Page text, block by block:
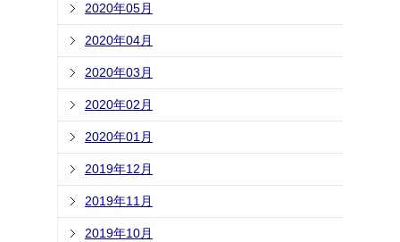
2020年05月
2020年04月
2020年03月
2020年02月
2020年01月
2019年12月
2019年11月
2019年10月